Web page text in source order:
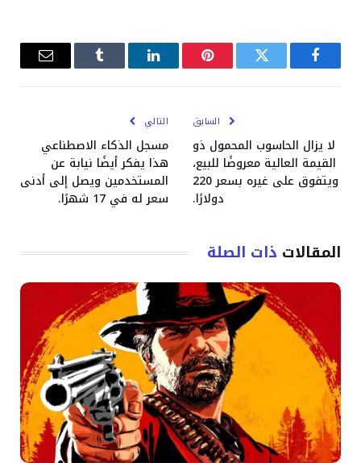
فيسبوكتويتر بينتيريستلينكدإن Tumblrالبريد
السابق
لا يزال الحاسوب المحمول ذو
القيمة العالية معروضًا للبيع،
ويتفوق على غيره بسعر 220
دولارًا.
التالي
مسجل الذكاء الاصطناعي
هذا يفكر أيضًا نيابة عن
المستخدمين ويصل إلى أدنى
سعر له في 17 شهرًا.
المقالات ذات الصلة